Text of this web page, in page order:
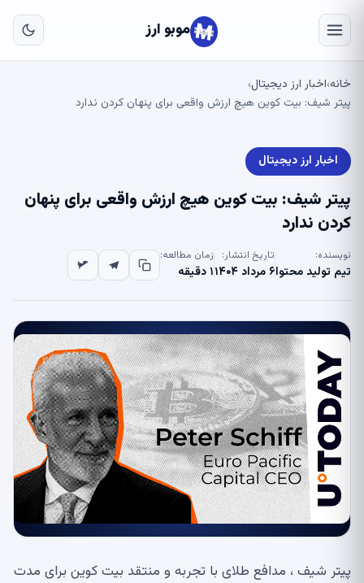
موبو ارز
خانه›اخبار ارز دیجیتال›
پیتر شیف: بیت کوین هیچ ارزش واقعی برای پنهان کردن ندارد
اخبار ارز دیجیتال
پیتر شیف: بیت کوین هیچ ارزش واقعی برای پنهان
کردن ندارد
نویسنده:
تیم تولید محتوا
تاریخ انتشار:
۶ مرداد ۱۴۰۴
زمان مطالعه:
۱ دقیقه
پیتر شیف ، مدافع طلای با تجربه و منتقد بیت کوین برای مدت